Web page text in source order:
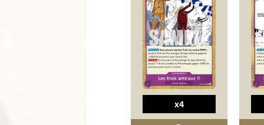
x4